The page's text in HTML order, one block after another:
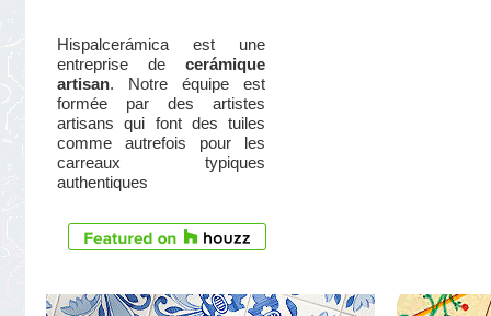
Hispalcerámica est une
entreprise de cerámique
artisan. Notre équipe est
formée par des artistes
artisans qui font des tuiles
comme autrefois pour les
carreaux typiques
authentiques